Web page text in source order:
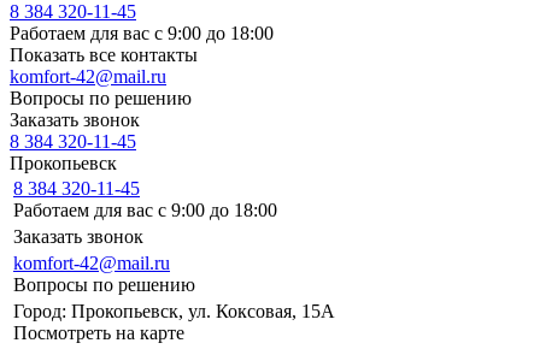
8 384 320-11-45
Работаем для вас с 9:00 до 18:00
Показать все контакты
komfort-42@mail.ru
Вопросы по решению
Заказать звонок
8 384 320-11-45
Прокопьевск
8 384 320-11-45
Работаем для вас с 9:00 до 18:00
Заказать звонок
komfort-42@mail.ru
Вопросы по решению
Город: Прокопьевск, ул. Коксовая, 15А
Посмотреть на карте